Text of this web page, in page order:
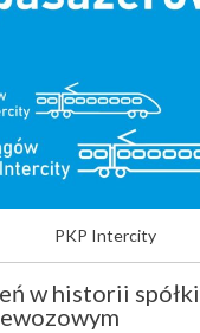
PKP Intercity
w historii